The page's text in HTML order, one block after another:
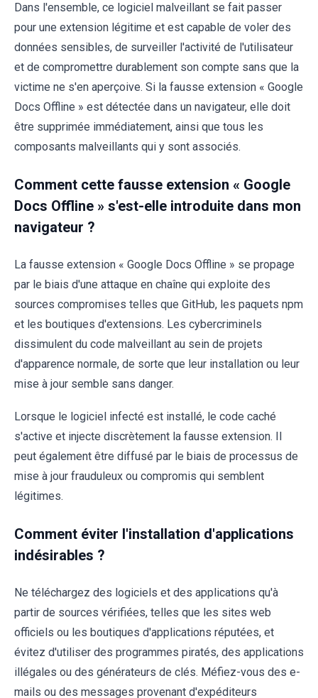
Dans l'ensemble, ce logiciel malveillant se fait passer
pour une extension légitime et est capable de voler des
données sensibles, de surveiller l'activité de l'utilisateur
et de compromettre durablement son compte sans que la
victime ne s'en aperçoive. Si la fausse extension « Google
Docs Offline » est détectée dans un navigateur, elle doit
être supprimée immédiatement, ainsi que tous les
composants malveillants qui y sont associés.
Comment cette fausse extension « Google
Docs Offline » s'est-elle introduite dans mon
navigateur ?
La fausse extension « Google Docs Offline » se propage
par le biais d'une attaque en chaîne qui exploite des
sources compromises telles que GitHub, les paquets npm
et les boutiques d'extensions. Les cybercriminels
dissimulent du code malveillant au sein de projets
d'apparence normale, de sorte que leur installation ou leur
mise à jour semble sans danger.
Lorsque le logiciel infecté est installé, le code caché
s'active et injecte discrètement la fausse extension. Il
peut également être diffusé par le biais de processus de
mise à jour frauduleux ou compromis qui semblent
légitimes.
Comment éviter l'installation d'applications
indésirables ?
Ne téléchargez des logiciels et des applications qu'à
partir de sources vérifiées, telles que les sites web
officiels ou les boutiques d'applications réputées, et
évitez d'utiliser des programmes piratés, des applications
illégales ou des générateurs de clés. Méfiez-vous des e-
mails ou des messages provenant d'expéditeurs